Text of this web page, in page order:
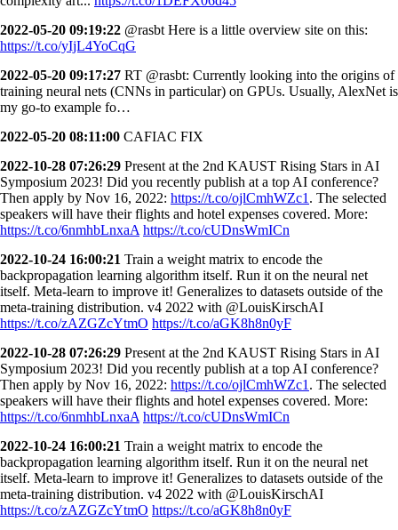
2022-05-20 09:19:22 @rasbt Here is a little overview site on this:
https://t.co/yIjL4YoCqG
2022-05-20 09:17:27 RT @rasbt: Currently looking into the origins of
training neural nets (CNNs in particular) on GPUs. Usually, AlexNet is
my go-to example fo…
2022-05-20 08:11:00 CAFIAC FIX
2022-10-28 07:26:29 Present at the 2nd KAUST Rising Stars in AI
Symposium 2023! Did you recently publish at a top AI conference?
Then apply by Nov 16, 2022: https://t.co/ojlCmhWZc1 . The selected
speakers will have their flights and hotel expenses covered. More:
https://t.co/6nmhbLnxaA https://t.co/cUDnsWmICn
2022-10-24 16:00:21 Train a weight matrix to encode the
backpropagation learning algorithm itself. Run it on the neural net
itself. Meta-learn to improve it! Generalizes to datasets outside of the
meta-training distribution. v4 2022 with @LouisKirschAI
https://t.co/zAZGZcYtmO https://t.co/aGK8h8n0yF
2022-10-28 07:26:29 Present at the 2nd KAUST Rising Stars in AI
Symposium 2023! Did you recently publish at a top AI conference?
Then apply by Nov 16, 2022: https://t.co/ojlCmhWZc1 . The selected
speakers will have their flights and hotel expenses covered. More:
https://t.co/6nmhbLnxaA https://t.co/cUDnsWmICn
2022-10-24 16:00:21 Train a weight matrix to encode the
backpropagation learning algorithm itself. Run it on the neural net
itself. Meta-learn to improve it! Generalizes to datasets outside of the
meta-training distribution. v4 2022 with @LouisKirschAI
https://t.co/zAZGZcYtmO https://t.co/aGK8h8n0yF